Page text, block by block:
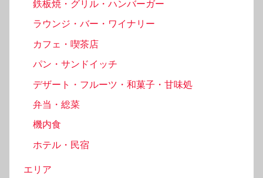
鉄板焼・グリル・ハンバーガー
ラウンジ・バー・ワイナリー
カフェ・喫茶店
パン・サンドイッチ
デザート・フルーツ・和菓子・甘味処
弁当・総菜
機内食
ホテル・民宿
エリア